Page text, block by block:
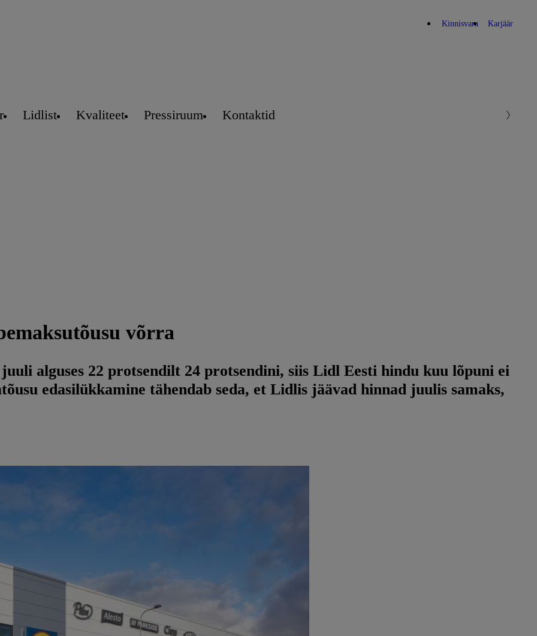
Kinnisvara Karjäär
Lidlist Kvaliteet Pressiruum Kontaktid
võrra
alguses 22 protsendilt 24 protsendini, siis Lidl Eesti hindu kuu lõpuni ei
edasilükkamine tähendab seda, et Lidlis jäävad hinnad juulis samaks,